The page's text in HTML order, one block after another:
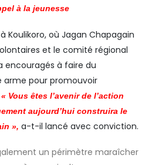
à la jeunesse
Koulikoro, où Jagan Chapagain
et le comité régional
encouragés à faire du
arme pour promouvoir
Vous êtes l’avenir de l’action
aujourd’hui construira le
», a-t-il lancé avec conviction.
un périmètre maraîcher